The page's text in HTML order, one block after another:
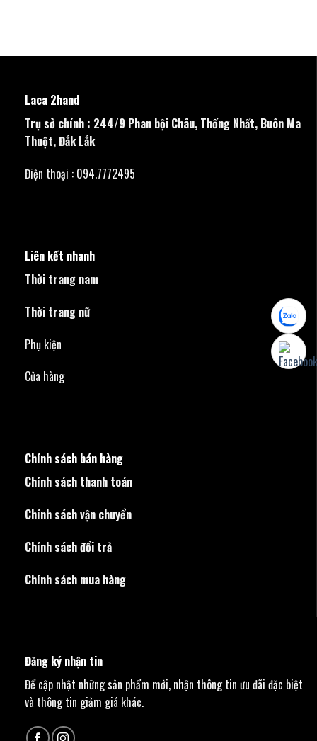
Laca 2hand
Trụ sở chính : 244/9 Phan bội Châu, Thống Nhất, Buôn Ma
Thuột, Đắk Lắk
Điện thoại : 094.7772495
Liên kết nhanh
Thời trang nam
Thời trang nữ
Phụ kiện
Cửa hàng
Chính sách bán hàng
Chính sách thanh toán
Chính sách vận chuyển
Chính sách đổi trả
Chính sách mua hàng
Đăng ký nhận tin
Để cập nhật những sản phẩm mới, nhận thông tin ưu đãi đặc biệt
và thông tin giảm giá khác.